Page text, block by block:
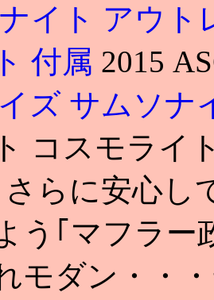
イト アウト
付属 2015
ズ サムソナ
コスモライ
さらに安心し
う｢マフラー
モダン・・